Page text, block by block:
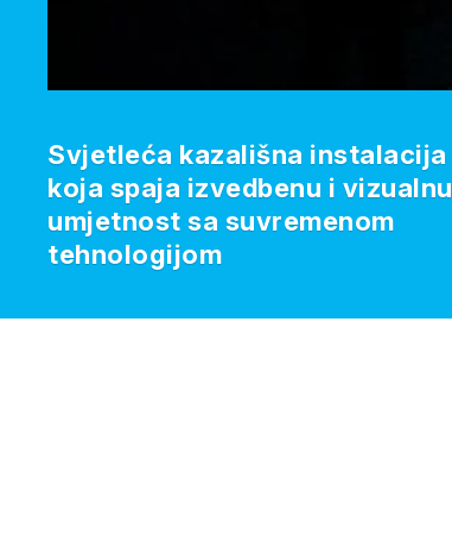
Svjetleća kazališna instalacija
koja spaja izvedbenu i vizualnu
umjetnost sa suvremenom
tehnologijom